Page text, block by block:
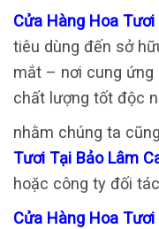
Cửa Hàng Hoa
tiêu dùng đến sở
mắt – nơi cung ứng
chất lượng tốt độc
nhằm chúng ta
Tươi Tại Bảo Lâm
hoặc công ty đối
Cửa Hàng Hoa